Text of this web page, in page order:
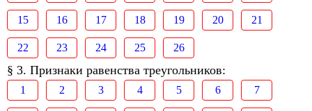
15 16 17 18 19 20 21
22 23 24 25 26
§ 3. Признаки равенства треугольников:
1 2 3 4 5 6 7